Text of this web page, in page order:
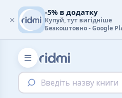
☰
Введіть назву книги
×
-5% в додатку
Купуй, тут вигідніше
Безкоштовно - Google